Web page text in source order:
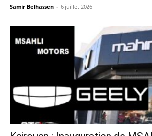
Samir Belhassen - 6 juillet 2026